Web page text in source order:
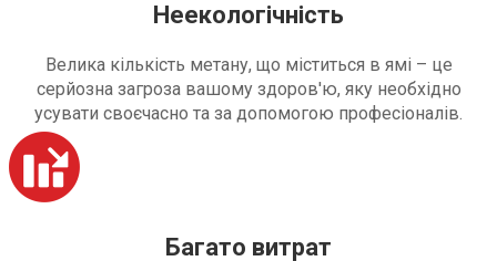
Неекологічність
Велика кількість метану, що міститься в ямі – це
серйозна загроза вашому здоров'ю, яку необхідно
усувати своєчасно та за допомогою професіоналів.
Багато витрат